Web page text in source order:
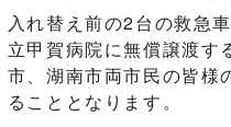
入れ替え前の2台の救急
立甲賀病院に無償譲渡す
市、湖南市両市民の皆様
ることとなります。